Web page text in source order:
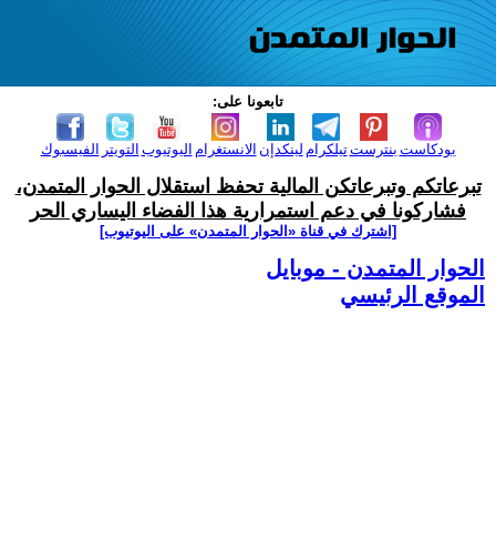
تابعونا على:
الفيسبوك التويتر اليوتيوب الانستغرام لينكدإن تيلكرامبنترست بودكاست
تبرعاتكم وتبرعاتكن المالية تحفظ استقلال الحوار المتمدن،
فشاركونا في دعم استمرارية هذا الفضاء اليساري الحر
[اشترك في قناة ‫«الحوار المتمدن» على اليوتيوب]
الحوار المتمدن - موبايل
الموقع الرئيسي